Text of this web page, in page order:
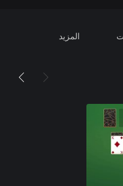
المزيد